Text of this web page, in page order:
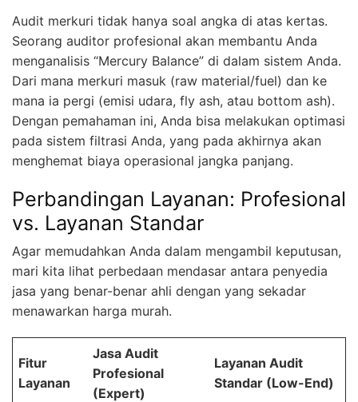
Audit merkuri tidak hanya soal angka di atas kertas.
Seorang auditor profesional akan membantu Anda
menganalisis “Mercury Balance” di dalam sistem Anda.
Dari mana merkuri masuk (raw material/fuel) dan ke
mana ia pergi (emisi udara, fly ash, atau bottom ash).
Dengan pemahaman ini, Anda bisa melakukan optimasi
pada sistem filtrasi Anda, yang pada akhirnya akan
menghemat biaya operasional jangka panjang.
Perbandingan Layanan: Profesional
vs. Layanan Standar
Agar memudahkan Anda dalam mengambil keputusan,
mari kita lihat perbedaan mendasar antara penyedia
jasa yang benar-benar ahli dengan yang sekadar
menawarkan harga murah.
Fitur
Layanan
Jasa Audit
Profesional
(Expert)
Layanan Audit
Standar (Low-End)